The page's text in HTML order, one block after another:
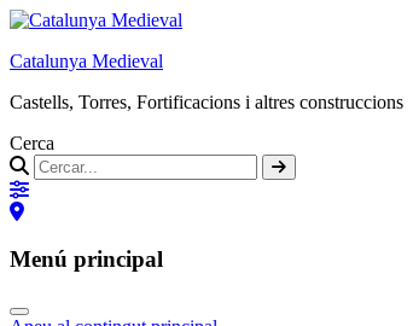
Catalunya Medieval
Castells, Torres, Fortificacions i altres construccions
Cerca
Menú principal